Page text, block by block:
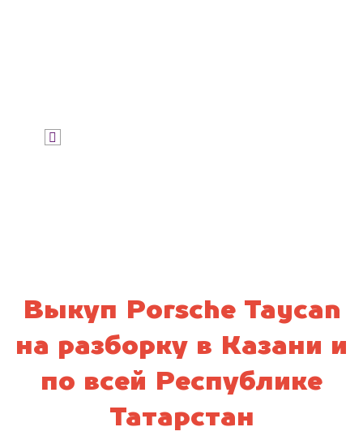
Выкуп Porsche Taycan
на разборку в Казани и
по всей Республике
Татарстан